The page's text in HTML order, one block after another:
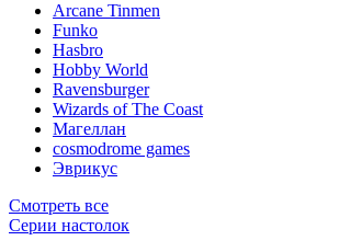
Arcane Tinmen
Funko
Hasbro
Hobby World
Ravensburger
Wizards of The Coast
Магеллан
сosmodrome games
Эврикус
Смотреть все
Серии настолок